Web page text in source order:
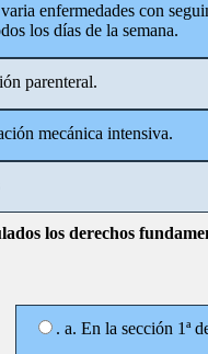
enfermedades con
los días de la semana.
parenteral.
mecánica intensiva.
los derechos
. a. En la sección 1ª